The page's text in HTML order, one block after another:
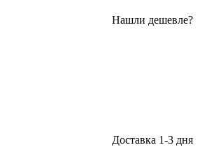
Нашли дешевле?
Доставка 1-3 дня